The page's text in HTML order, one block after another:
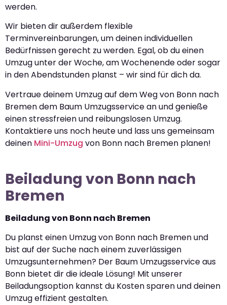
werden.
Wir bieten dir außerdem flexible
Terminvereinbarungen, um deinen individuellen
Bedürfnissen gerecht zu werden. Egal, ob du einen
Umzug unter der Woche, am Wochenende oder sogar
in den Abendstunden planst – wir sind für dich da.
Vertraue deinem Umzug auf dem Weg von Bonn nach
Bremen dem Baum Umzugsservice an und genieße
einen stressfreien und reibungslosen Umzug.
Kontaktiere uns noch heute und lass uns gemeinsam
deinen Mini-Umzug von Bonn nach Bremen planen!
Beiladung von Bonn nach
Bremen
Beiladung von Bonn nach Bremen
Du planst einen Umzug von Bonn nach Bremen und
bist auf der Suche nach einem zuverlässigen
Umzugsunternehmen? Der Baum Umzugsservice aus
Bonn bietet dir die ideale Lösung! Mit unserer
Beiladungsoption kannst du Kosten sparen und deinen
Umzug effizient gestalten.